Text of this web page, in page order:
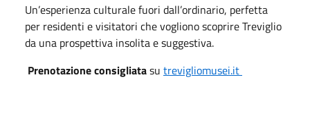
Un’esperienza culturale fuori dall’ordinario, perfetta
per residenti e visitatori che vogliono scoprire Treviglio
da una prospettiva insolita e suggestiva.
Prenotazione consigliatasu trevigliomusei.it